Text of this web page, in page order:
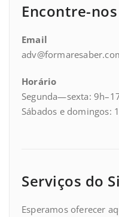
Encontre-nos
Email
Horário
Segunda—sexta:
Sábados e domingos:
Serviços do
Esperamos oferecer